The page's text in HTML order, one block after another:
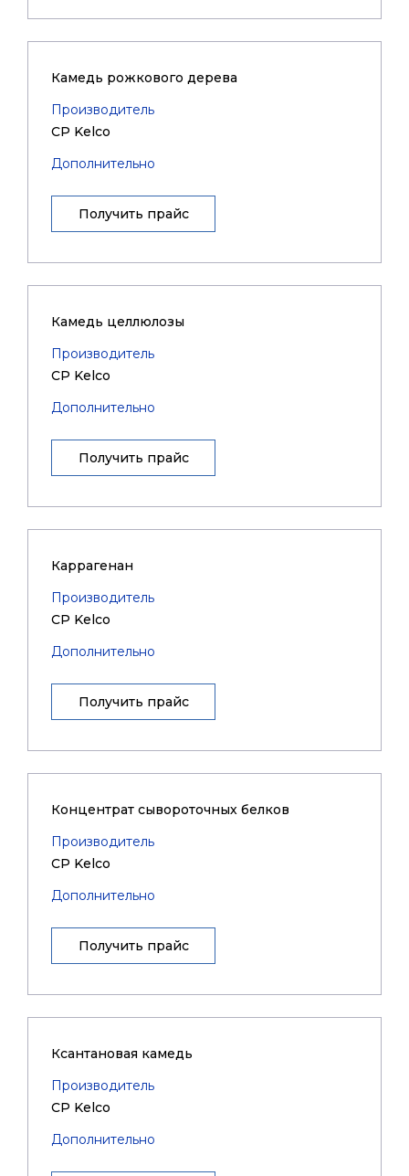
Камедь рожкового дерева
Производитель
CP Kelco
Дополнительно
Получить прайс
Камедь целлюлозы
Производитель
CP Kelco
Дополнительно
Получить прайс
Каррагенан
Производитель
CP Kelco
Дополнительно
Получить прайс
Концентрат сывороточных белков
Производитель
CP Kelco
Дополнительно
Получить прайс
Ксантановая камедь
Производитель
CP Kelco
Дополнительно